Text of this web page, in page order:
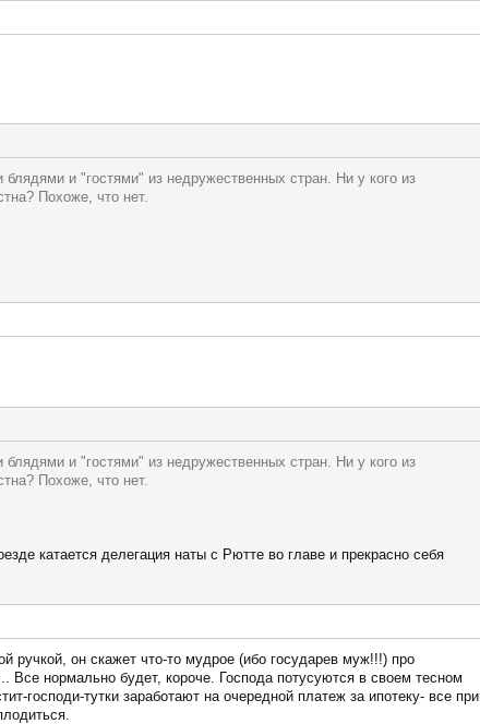
и "гостями" из недружественных стран. Ни у кого из
Похоже, что нет.
и "гостями" из недружественных стран. Ни у кого из
Похоже, что нет.
катается делегация наты с Рютте во главе и прекрасно себя
ручкой, он скажет что-то мудрое (ибо государев муж!!!) про
Все нормально будет, короче. Господа потусуются в своем тесном
господи-тутки заработают на очередной платеж за ипотеку- все при